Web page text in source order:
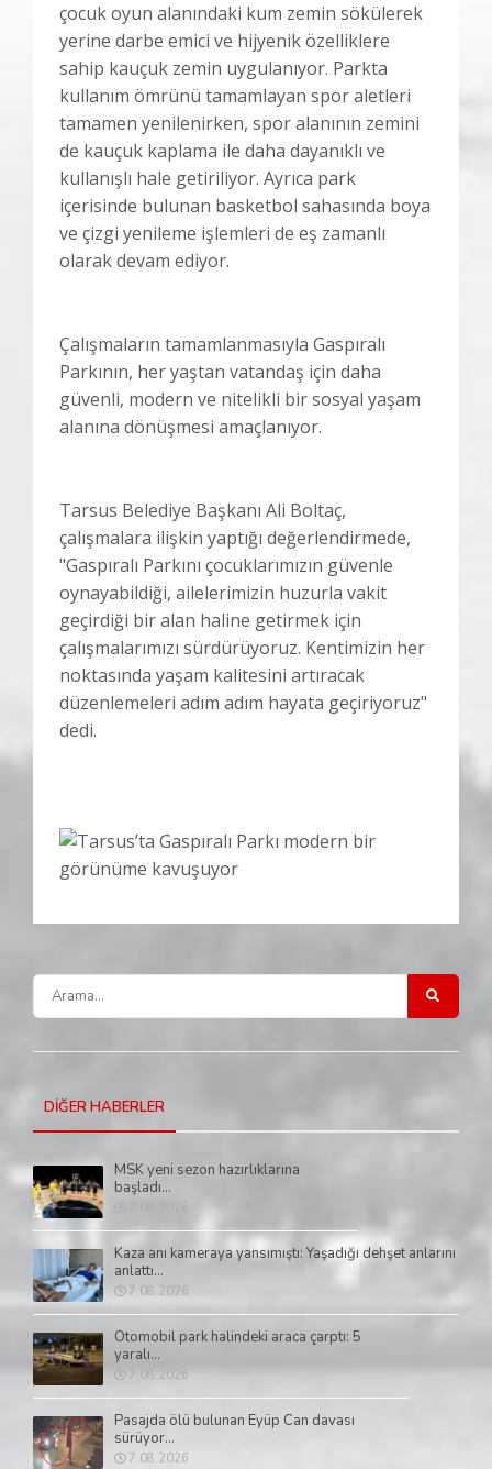
çocuk oyun alanındaki kum zemin sökülerek
yerine darbe emici ve hijyenik özelliklere
sahip kauçuk zemin uygulanıyor. Parkta
kullanım ömrünü tamamlayan spor aletleri
tamamen yenilenirken, spor alanının zemini
de kauçuk kaplama ile daha dayanıklı ve
kullanışlı hale getiriliyor. Ayrıca park
içerisinde bulunan basketbol sahasında boya
ve çizgi yenileme işlemleri de eş zamanlı
olarak devam ediyor.
Çalışmaların tamamlanmasıyla Gaspıralı
Parkının, her yaştan vatandaş için daha
güvenli, modern ve nitelikli bir sosyal yaşam
alanına dönüşmesi amaçlanıyor.
Tarsus Belediye Başkanı Ali Boltaç,
çalışmalara ilişkin yaptığı değerlendirmede,
"Gaspıralı Parkını çocuklarımızın güvenle
oynayabildiği, ailelerimizin huzurla vakit
geçirdiği bir alan haline getirmek için
çalışmalarımızı sürdürüyoruz. Kentimizin her
noktasında yaşam kalitesini artıracak
düzenlemeleri adım adım hayata geçiriyoruz"
dedi.
DİĞER HABERLER
MSK yeni sezon hazırlıklarına
başladı...
Kaza anı kameraya yansımıştı: Yaşadığı dehşet anlarını
anlattı...
7.08.2026
Otomobil park halindeki araca çarptı: 5
yaralı...
7.08.2026
Pasajda ölü bulunan Eyüp Can davası
sürüyor...
7.08.2026